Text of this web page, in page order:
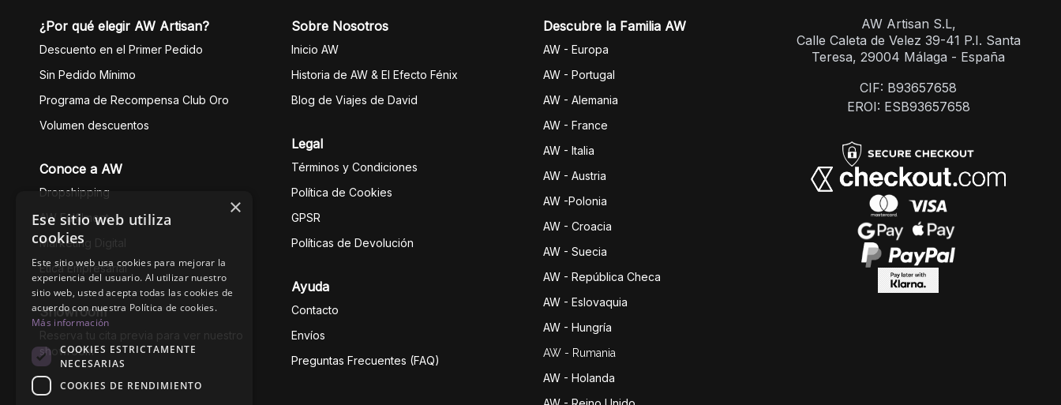
¿Por qué elegir AW Artisan?
Descuento en el Primer Pedido
Sin Pedido Mínimo
Programa de Recompensa Club Oro
Volumen descuentos
Conoce a AW
Dropshipping
AW Fulfilment
Marketing Digital
Ética Empresarial
Showroom
Reserva tu cita previa para ver nuestro
showroom
Sobre Nosotros
Inicio AW
Historia de AW & El Efecto Fénix
Blog de Viajes de David
Legal
Términos y Condiciones
Política de Cookies
GPSR
Políticas de Devolución
Ayuda
Contacto
Envíos
Preguntas Frecuentes (FAQ)
Descubre la Familia AW
AW - Europa
AW - Portugal
AW - Alemania
AW - France
AW - Italia
AW - Austria
AW -Polonia
AW - Croacia
AW - Suecia
AW - República Checa
AW - Eslovaquia
AW - Hungría
AW - Rumania
AW - Holanda
AW Artisan S.L,
Calle Caleta de Velez 39-41 P.I. Santa
Teresa, 29004 Málaga - España
CIF: B93657658
EROI: ESB93657658
×
Ese sitio web utiliza
cookies
Este sitio web usa cookies para mejorar la
experiencia del usuario. Al utilizar nuestro
sitio web, usted acepta todas las cookies de
acuerdo con nuestra Política de cookies.
Más información
COOKIES ESTRICTAMENTE
NECESARIAS
COOKIES DE RENDIMIENTO